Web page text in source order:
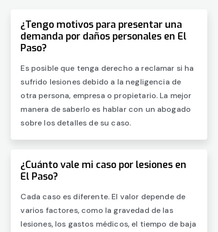
¿Tengo motivos para presentar una
demanda por daños personales en El
Paso?
Es posible que tenga derecho a reclamar si ha
sufrido lesiones debido a la negligencia de
otra persona, empresa o propietario. La mejor
manera de saberlo es hablar con un abogado
sobre los detalles de su caso.
¿Cuánto vale mi caso por lesiones en
El Paso?
Cada caso es diferente. El valor depende de
varios factores, como la gravedad de las
lesiones, los gastos médicos, el tiempo de baja